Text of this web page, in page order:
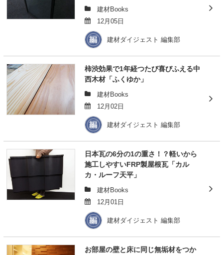
建材Books
12月05日
建材ダイジェスト 編集部
柿渋効果で1年経つたび喜びふえる中
西木材「ふくゆか」
建材Books
12月02日
建材ダイジェスト 編集部
日本瓦の6分の1の重さ！？軽いから
施工しやすいFRP製屋根瓦「カル
カ・ルーフ天平」
建材Books
12月01日
建材ダイジェスト 編集部
お部屋の壁と床に同じ無垢材をつか